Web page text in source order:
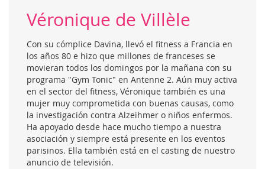
Véronique de Villèle
Con su cómplice Davina, llevó el fitness a Francia en
los años 80 e hizo que millones de franceses se
movieran todos los domingos por la mañana con su
programa "Gym Tonic" en Antenne 2. Aún muy activa
en el sector del fitness, Véronique también es una
mujer muy comprometida con buenas causas, como
la investigación contra Alzeihmer o niños enfermos.
Ha apoyado desde hace mucho tiempo a nuestra
asociación y siempre está presente en los eventos
parisinos. Ella también está en el casting de nuestro
anuncio de televisión.